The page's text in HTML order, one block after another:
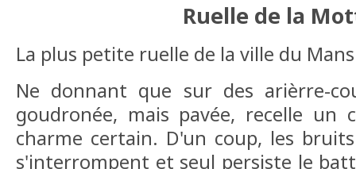
Ruelle de la
La plus petite ruelle de la ville du
Ne donnant que sur des arièrre-
goudronée, mais pavée, recelle un
charme certain. D'un coup, les
s'interrompent et seul persiste le